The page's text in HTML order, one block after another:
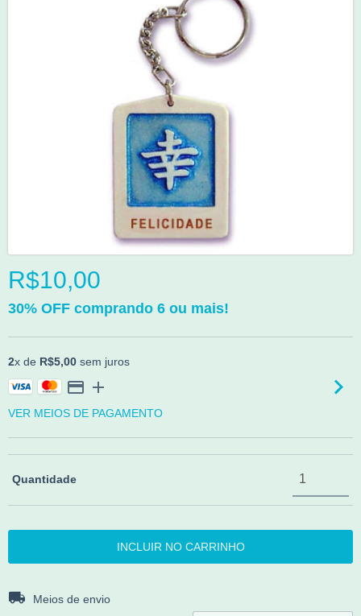
R$10,00
30% OFF comprando 6 ou mais!
2x de R$5,00 sem juros
VER MEIOS DE PAGAMENTO
Quantidade
Entregas para o CEP:
Meios de envio